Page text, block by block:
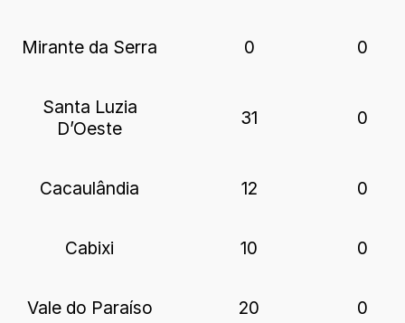
Mirante da Serra 0 0
Santa Luzia
D’Oeste
31 0
Cacaulândia 12 0
Cabixi 10 0
Vale do Paraíso 20 0